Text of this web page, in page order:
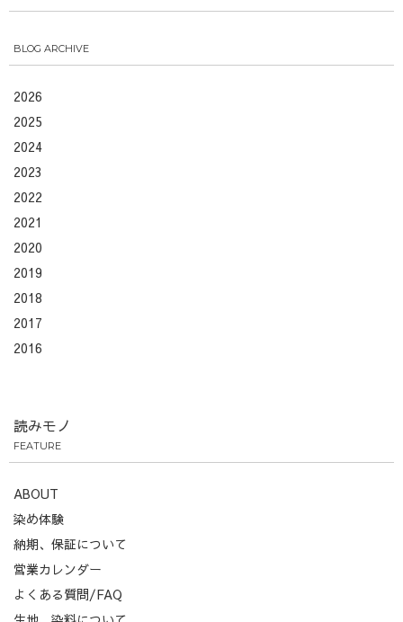
BLOG ARCHIVE
2026
2025
2024
2023
2022
2021
2020
2019
2018
2017
2016
読みモノ
FEATURE
ABOUT
染め体験
納期、保証について
営業カレンダー
よくある質問/FAQ